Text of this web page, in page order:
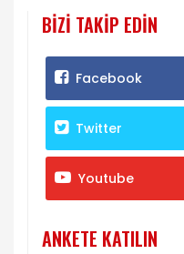
BIZI TAKIP EDIN
Facebook
Twitter
Youtube
ANKETE KATILIN